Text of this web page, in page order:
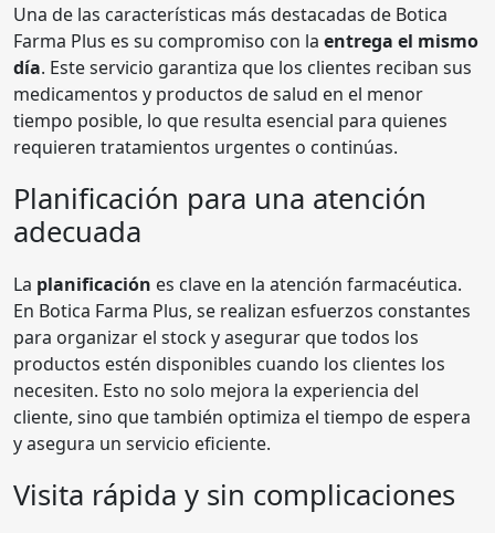
Una de las características más destacadas de Botica
Farma Plus es su compromiso con la entrega el mismo
día. Este servicio garantiza que los clientes reciban sus
medicamentos y productos de salud en el menor
tiempo posible, lo que resulta esencial para quienes
requieren tratamientos urgentes o continúas.
Planificación para una atención
adecuada
La planificación es clave en la atención farmacéutica.
En Botica Farma Plus, se realizan esfuerzos constantes
para organizar el stock y asegurar que todos los
productos estén disponibles cuando los clientes los
necesiten. Esto no solo mejora la experiencia del
cliente, sino que también optimiza el tiempo de espera
y asegura un servicio eficiente.
Visita rápida y sin complicaciones